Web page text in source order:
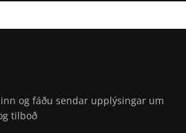
í Apple Maps
og fáðu sendar upplýsingar um
tilboð